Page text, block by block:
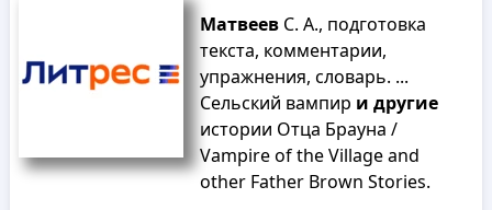
МатвеевС. А., подготовка
текста, комментарии,
упражнения, словарь. ...
Сельский вампир и другие
истории Отца Брауна /
Vampire of the Village and
other Father Brown Stories.